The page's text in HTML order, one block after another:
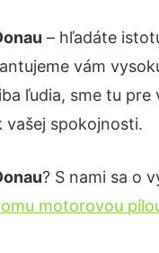
– hľadáte
vám
ľudia, sme tu
vašej spokojnosti.
? S nami sa o
motorovou